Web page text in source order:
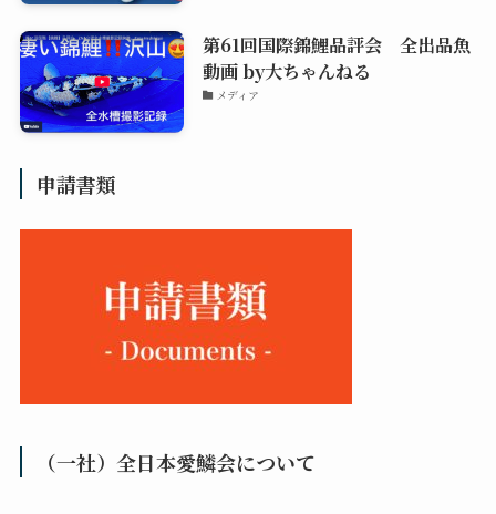
第61回国際錦鯉品評会 全出品魚
動画 by大ちゃんねる
メディア
申請書類
（一社）全日本愛鱗会について